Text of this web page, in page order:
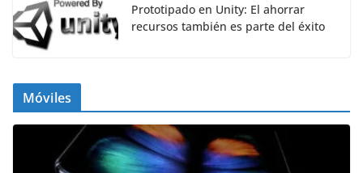
Prototipado en Unity: El ahorrar
recursos también es parte del éxito
Móviles